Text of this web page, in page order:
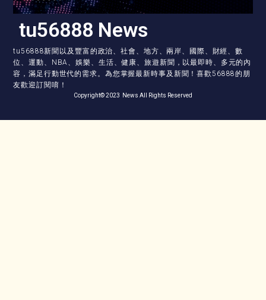
tu56888 News
tu56888新聞以及豐富的政治、社會、地方、兩岸、國際、財經、數
位、運動、NBA、娛樂、生活、健康、旅遊新聞，以最即時、多元的內
容，滿足行動世代的需求。為您掌握最新時事及新聞！喜歡56888的朋
友歡迎訂閱唷！
Copyright© 2023 News All Rights Reserved